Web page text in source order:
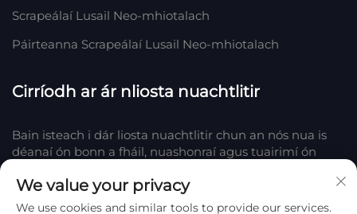
Scrapeálaí Lusail Neo-mhiotalach
Páirteanna Scrapeálaí Lusail Neo-mhiotalach
Cirríodh ar ár nliosta nuachtlitir
Bain isteach i dár liosta nuachtlitir chun an nós nua is
déanaí ón bonn a fháil, nuashonraí agus tuairimí ón
We value your privacy
We use cookies and similar tools to provide our services.